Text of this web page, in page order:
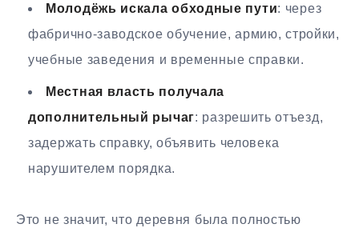
Молодёжь искала обходные пути: через
фабрично-заводское обучение, армию, стройки,
учебные заведения и временные справки.
Местная власть получала
дополнительный рычаг: разрешить отъезд,
задержать справку, объявить человека
нарушителем порядка.
Это не значит, что деревня была полностью